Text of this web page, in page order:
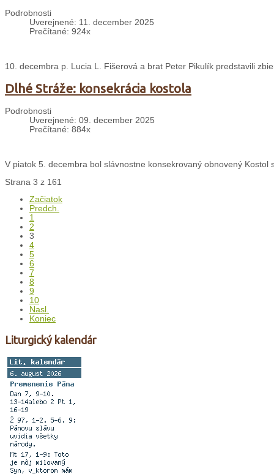
Podrobnosti
Uverejnené: 11. december 2025
Prečítané: 924x
10. decembra p. Lucia L. Fišerová a brat Peter Pikulík predstavili
Dlhé Stráže: konsekrácia kostola
Podrobnosti
Uverejnené: 09. december 2025
Prečítané: 884x
V piatok 5. decembra bol slávnostne konsekrovaný obnovený Kostol
Strana 3 z 161
Začiatok
Predch.
1
2
3
4
5
6
7
8
9
10
Nasl.
Koniec
Liturgický kalendár